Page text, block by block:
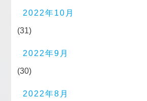
2022年10月
(31)
2022年9月
(30)
2022年8月